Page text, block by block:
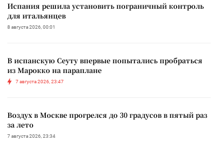
Испания решила установить пограничный контроль
для итальянцев
8 августа 2026, 00:01
В испанскую Сеуту впервые попытались пробраться
из Марокко на параплане
7 августа 2026, 23:47
Воздух в Москве прогрелся до 30 градусов в пятый раз
за лето
7 августа 2026, 23:34